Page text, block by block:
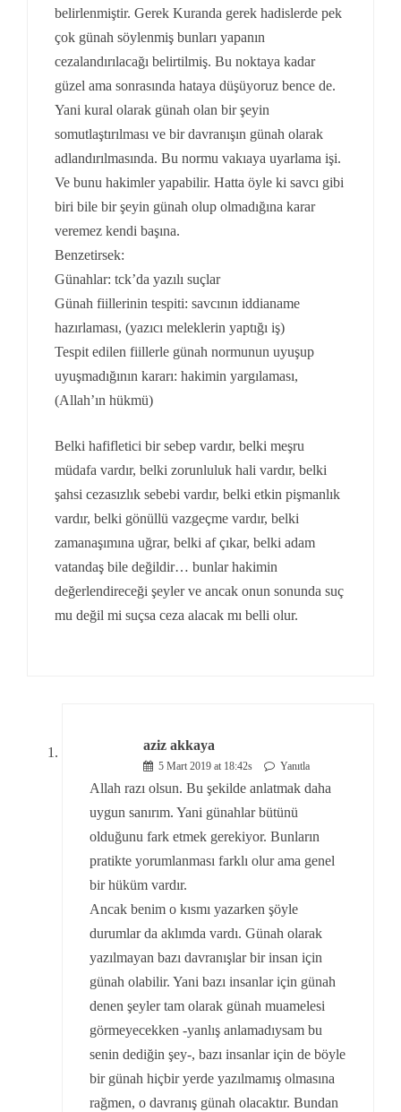
belirlenmiştir. Gerek Kuranda gerek hadislerde pek
çok günah söylenmiş bunları yapanın
cezalandırılacağı belirtilmiş. Bu noktaya kadar
güzel ama sonrasında hataya düşüyoruz bence de.
Yani kural olarak günah olan bir şeyin
somutlaştırılması ve bir davranışın günah olarak
adlandırılmasında. Bu normu vakıaya uyarlama işi.
Ve bunu hakimler yapabilir. Hatta öyle ki savcı gibi
biri bile bir şeyin günah olup olmadığına karar
veremez kendi başına.
Benzetirsek:
Günahlar: tck’da yazılı suçlar
Günah fiillerinin tespiti: savcının iddianame
hazırlaması, (yazıcı meleklerin yaptığı iş)
Tespit edilen fiillerle günah normunun uyuşup
uyuşmadığının kararı: hakimin yargılaması,
(Allah’ın hükmü)
Belki hafifletici bir sebep vardır, belki meşru
müdafa vardır, belki zorunluluk hali vardır, belki
şahsi cezasızlık sebebi vardır, belki etkin pişmanlık
vardır, belki gönüllü vazgeçme vardır, belki
zamanaşımına uğrar, belki af çıkar, belki adam
vatandaş bile değildir… bunlar hakimin
değerlendireceği şeyler ve ancak onun sonunda suç
mu değil mi suçsa ceza alacak mı belli olur.
aziz akkaya
5 Mart 2019 at 18:42s Yanıtla
Allah razı olsun. Bu şekilde anlatmak daha
uygun sanırım. Yani günahlar bütünü
olduğunu fark etmek gerekiyor. Bunların
pratikte yorumlanması farklı olur ama genel
bir hüküm vardır.
Ancak benim o kısmı yazarken şöyle
durumlar da aklımda vardı. Günah olarak
yazılmayan bazı davranışlar bir insan için
günah olabilir. Yani bazı insanlar için günah
denen şeyler tam olarak günah muamelesi
görmeyecekken -yanlış anlamadıysam bu
senin dediğin şey-, bazı insanlar için de böyle
bir günah hiçbir yerde yazılmamış olmasına
rağmen, o davranış günah olacaktır. Bundan